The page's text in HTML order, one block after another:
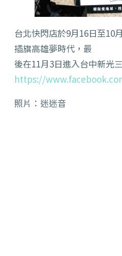
台北快閃店於9月16日至10
插旗高雄夢時代，最
後在11月3日進入台中新光
https://
照片：迷迷音